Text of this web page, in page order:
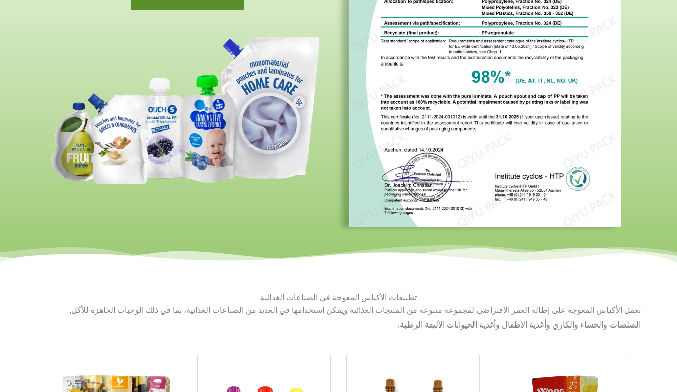
تطبيقات الأكياس المعوجة في الصناعات الغذائية
تعمل الأكياس المعوجة على إطالة العمر الافتراضي لمجموعة متنوعة من المنتجات الغذائية ويمكن استخدامها في العديد من الصناعات الغذائية، بما في ذلك الوجبات الجاهزة للأكل,
الصلصات والحساء والكاري وأغذية الأطفال وأغذية الحيوانات الأليفة الرطبة.